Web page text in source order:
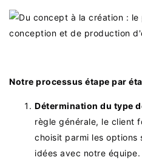
Notre processus étape par
Détermination du type
règle générale, le client
choisit parmi les options
idées avec notre